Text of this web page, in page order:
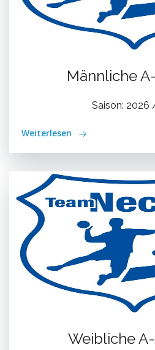
Männliche
Saison: 2026
Weiterlesen
Weibliche